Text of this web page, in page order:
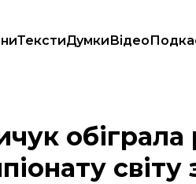
ТекстиДумкиВідео
півфіналу чемпіонату світу з шахів
обіграла
світу